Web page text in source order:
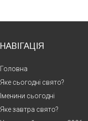
НАВІГАЦІЯ
Головна
Яке сьогодні свято?
Іменини сьогодні
Яке завтра свято?